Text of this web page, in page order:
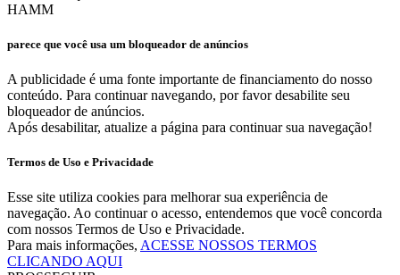
HAMM
parece que você usa um bloqueador de anúncios
A publicidade é uma fonte importante de financiamento do nosso
conteúdo. Para continuar navegando, por favor desabilite seu
bloqueador de anúncios.
Após desabilitar, atualize a página para continuar sua navegação!
Termos de Uso e Privacidade
Esse site utiliza cookies para melhorar sua experiência de
navegação. Ao continuar o acesso, entendemos que você concorda
com nossos Termos de Uso e Privacidade.
Para mais informações, ACESSE NOSSOS TERMOS
CLICANDO AQUI